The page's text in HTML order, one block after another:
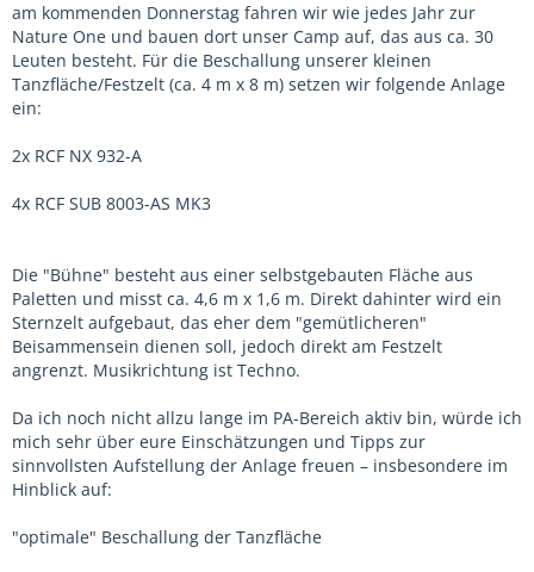
am kommenden Donnerstag fahren wir wie jedes Jahr zur
Nature One und bauen dort unser Camp auf, das aus ca. 30
Leuten besteht. Für die Beschallung unserer kleinen
Tanzfläche/Festzelt (ca. 4 m x 8 m) setzen wir folgende Anlage
ein:
2x RCF NX 932-A
4x RCF SUB 8003-AS MK3
Die "Bühne" besteht aus einer selbstgebauten Fläche aus
Paletten und misst ca. 4,6 m x 1,6 m. Direkt dahinter wird ein
Sternzelt aufgebaut, das eher dem "gemütlicheren"
Beisammensein dienen soll, jedoch direkt am Festzelt
angrenzt. Musikrichtung ist Techno.
Da ich noch nicht allzu lange im PA-Bereich aktiv bin, würde ich
mich sehr über eure Einschätzungen und Tipps zur
sinnvollsten Aufstellung der Anlage freuen – insbesondere im
Hinblick auf:
"optimale" Beschallung der Tanzfläche